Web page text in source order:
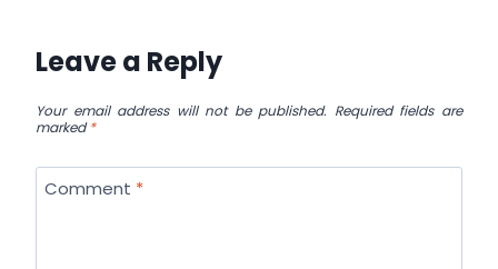
Leave a Reply
Your email address will not be published. Required fields are
marked*
Comment *